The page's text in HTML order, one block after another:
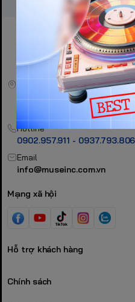
409 Hai Bà Trưng, Phường
Hotline
0902.957.911 - 0937.793.806
Email
info@museinc.com.vn
Mạng xã hội
Hỗ trợ khách hàng
Chính sách